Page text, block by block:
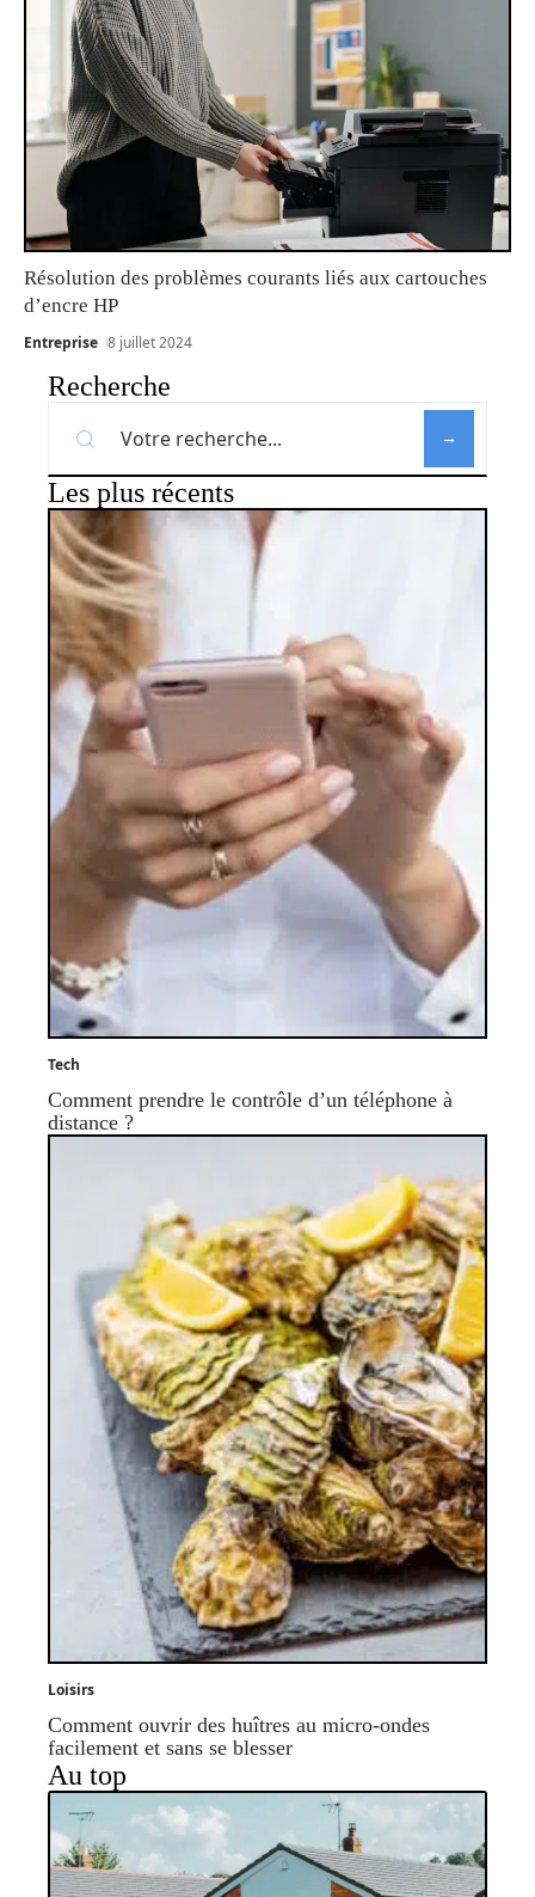
Résolution des problèmes courants liés aux cartouches
d’encre HP
Entreprise 8 juillet 2024
Recherche
Les plus récents
Tech
Comment prendre le contrôle d’un téléphone à
distance ?
Loisirs
Comment ouvrir des huîtres au micro-ondes
facilement et sans se blesser
Au top